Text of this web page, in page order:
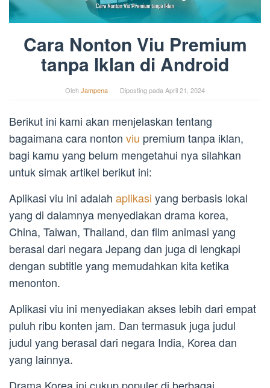
Cara Nonton Viu Premium
tanpa Iklan di Android
OlehJampena Diposting pada April 21, 2024
Berikut ini kami akan menjelaskan tentang
bagaimana cara nonton viu premium tanpa iklan,
bagi kamu yang belum mengetahui nya silahkan
untuk simak artikel berikut ini:
Aplikasi viu ini adalah aplikasi yang berbasis lokal
yang di dalamnya menyediakan drama korea,
China, Taiwan, Thailand, dan film animasi yang
berasal dari negara Jepang dan juga di lengkapi
dengan subtitle yang memudahkan kita ketika
menonton.
Aplikasi viu ini menyediakan akses lebih dari empat
puluh ribu konten jam. Dan termasuk juga judul
judul yang berasal dari negara India, Korea dan
yang lainnya.